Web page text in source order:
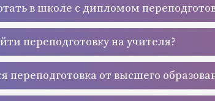
в школе с дипломом
переподготовку на учителя?
переподготовка от высшего